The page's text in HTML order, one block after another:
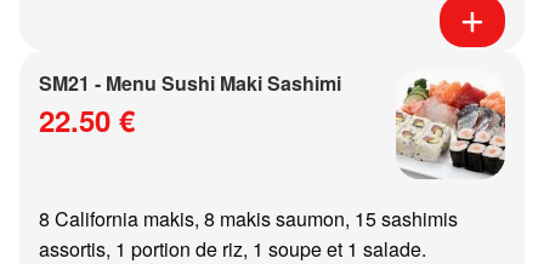
SM21 - Menu Sushi Maki Sashimi
22.50 €
8 California makis, 8 makis saumon, 15 sashimis
assortis, 1 portion de riz, 1 soupe et 1 salade.